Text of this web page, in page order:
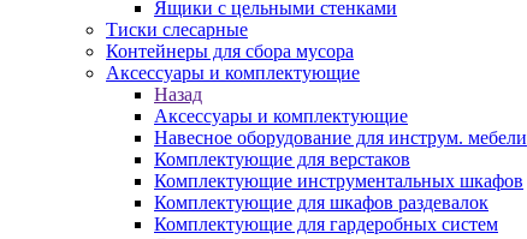
Ящики с цельными стенками
Тиски слесарные
Контейнеры для сбора мусора
Аксессуары и комплектующие
Назад
Аксессуары и комплектующие
Навесное оборудование для инструм. мебели
Комплектующие для верстаков
Комплектующие инструментальных шкафов
Комплектующие для шкафов раздевалок
Комплектующие для гардеробных систем